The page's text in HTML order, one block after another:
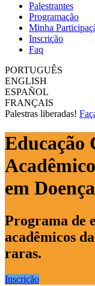
Palestrantes
Programação
Minha
Inscrição
Faq
PORTUGUÊS
ENGLISH
ESPAÑOL
FRANÇAIS
Palestras liberadas!
Educação
em
Programa de
acadêmicos
raras.
Inscrição